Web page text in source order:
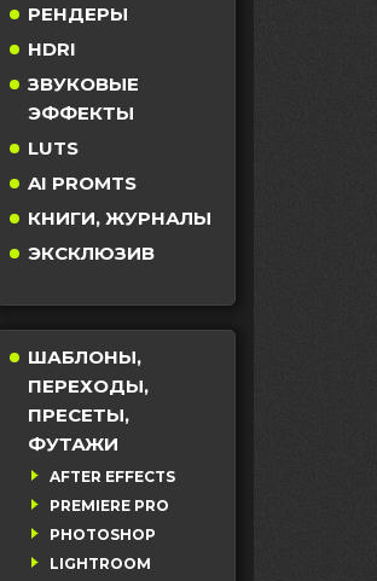
РЕНДЕРЫ
HDRI
ЗВУКОВЫЕ
ЭФФЕКТЫ
LUTS
AI PROMTS
КНИГИ, ЖУРНАЛЫ
ЭКСКЛЮЗИВ
ШАБЛОНЫ,
ПЕРЕХОДЫ,
ПРЕСЕТЫ,
ФУТАЖИ
AFTER EFFECTS
PREMIERE PRO
PHOTOSHOP
LIGHTROOM